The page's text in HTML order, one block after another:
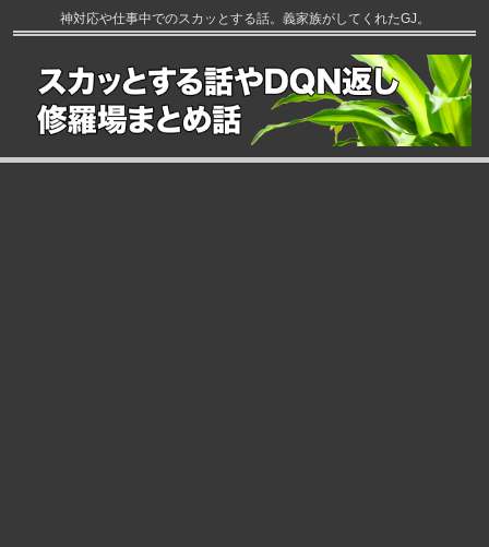
神対応や仕事中でのスカッとする話。義家族がしてくれたGJ。